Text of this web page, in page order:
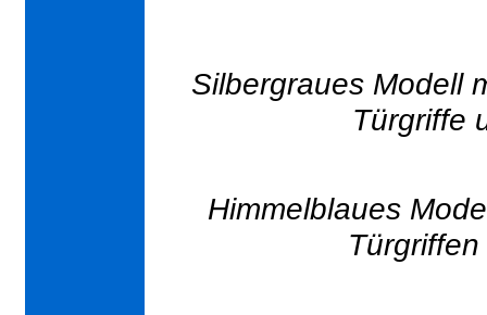
Silbergraues Modell
Türgriffe
Himmelblaues